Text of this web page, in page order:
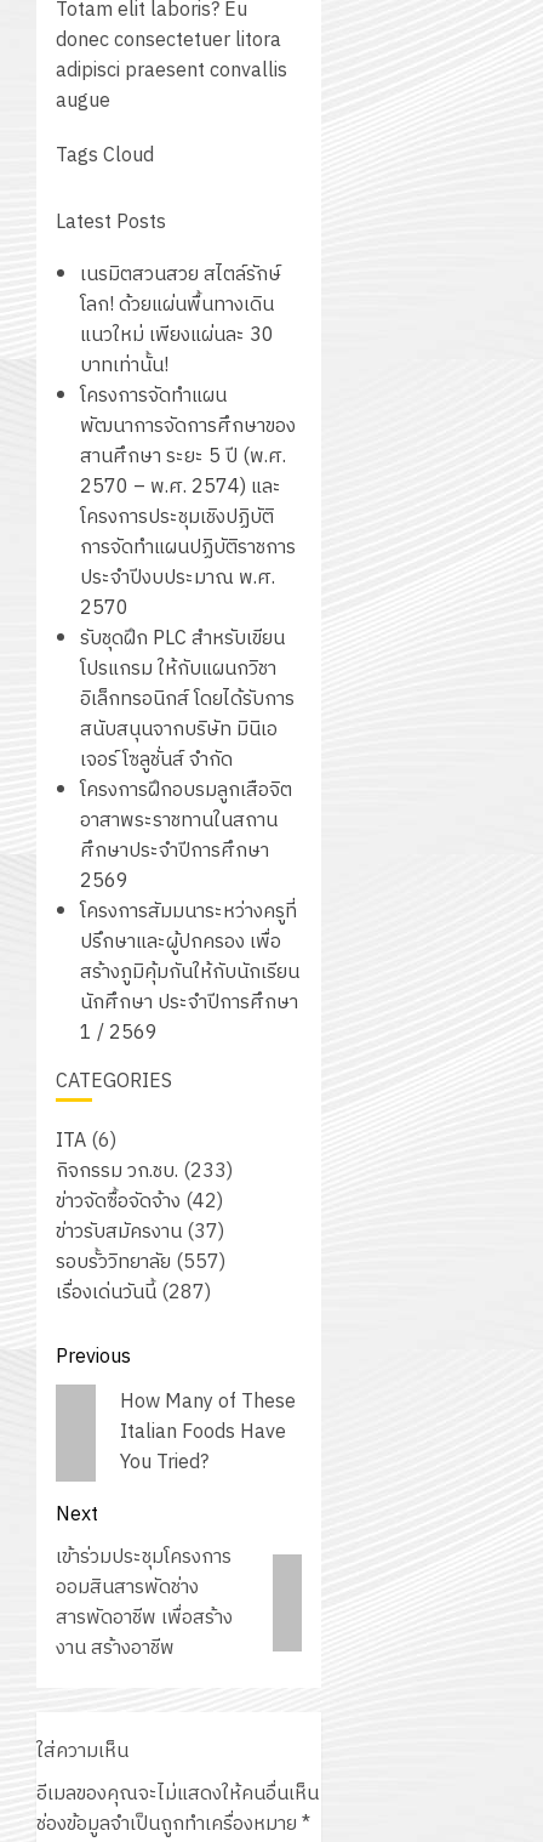
Totam elit laboris? Eu
donec consectetuer litora
adipisci praesent convallis
augue
Tags Cloud
Latest Posts
เนรมิตสวนสวย สไตล์รักษ์
โลก! ด้วยแผ่นพื้นทางเดิน
แนวใหม่ เพียงแผ่นละ 30
บาทเท่านั้น!
โครงการจัดทำแผน
พัฒนาการจัดการศึกษาของ
สานศึกษา ระยะ 5 ปี (พ.ศ.
2570 – พ.ศ. 2574) และ
โครงการประชุมเชิงปฏิบัติ
การจัดทำแผนปฏิบัติราชการ
ประจำปีงบประมาณ พ.ศ.
2570
รับชุดฝึก PLC สำหรับเขียน
โปรแกรม ให้กับแผนกวิชา
อิเล็กทรอนิกส์ โดยได้รับการ
สนับสนุนจากบริษัท มินิเอ
เจอร์ โซลูชั่นส์ จำกัด
โครงการฝึกอบรมลูกเสือจิต
อาสาพระราชทานในสถาน
ศึกษาประจำปีการศึกษา
2569
โครงการสัมมนาระหว่างครูที่
ปรึกษาและผู้ปกครอง เพื่อ
สร้างภูมิคุ้มกันให้กับนักเรียน
นักศึกษา ประจำปีการศึกษา
1 / 2569
CATEGORIES
ITA(6)
กิจกรรม วก.ชบ. (233)
ข่าวจัดซื้อจัดจ้าง (42)
ข่าวรับสมัครงาน(37)
รอบรั้ววิทยาลัย (557)
เรื่องเด่นวันนี้(287)
Post
navigation
Previous
PreviousHow Many of These
Italian Foods Have
You Tried?
Next
Next
post:
เข้าร่วมประชุมโครงการ
ออมสินสารพัดช่าง
สารพัดอาชีพ เพื่อสร้าง
งาน สร้างอาชีพ
ใส่ความเห็น
อีเมลของคุณจะไม่แสดงให้คนอื่นเห็น
ช่องข้อมูลจำเป็นถูกทำเครื่องหมาย*